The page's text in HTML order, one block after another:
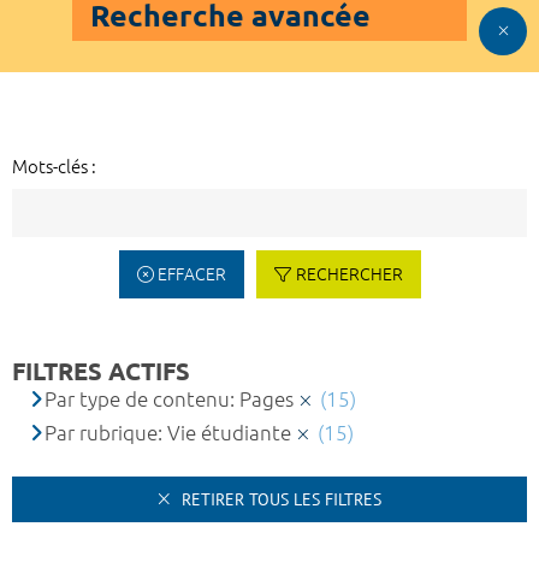
Recherche avancée
Mots-clés :
EFFACER RECHERCHER
FILTRES ACTIFS
Par type de contenu: Pages
(15)
Par rubrique: Vie étudiante
(15)
RETIRER TOUS LES FILTRES